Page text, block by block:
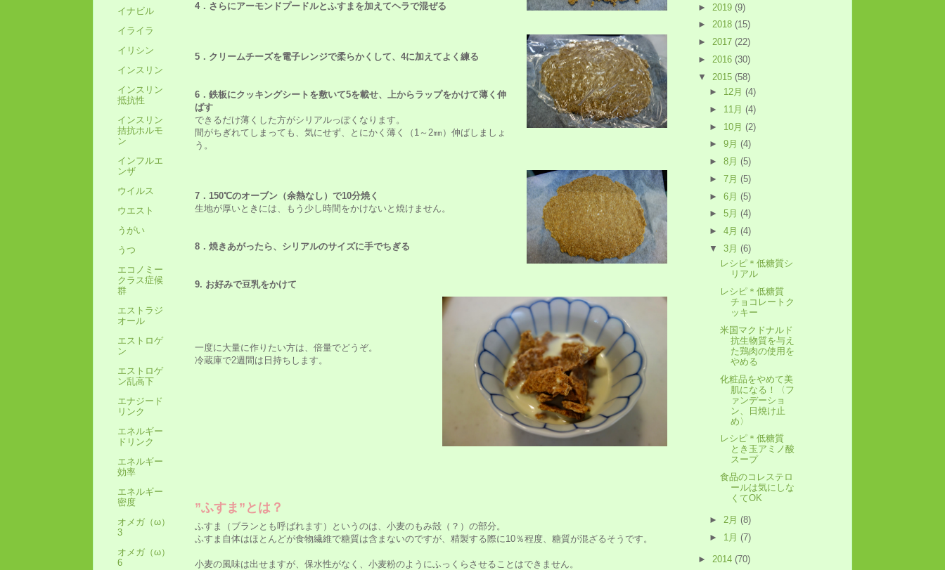
4．さらにアーモンドプードルとふすまを加えてヘラで混ぜる
5．クリームチーズを電子レンジで柔らかくして、4に加えてよく練る
6．鉄板にクッキングシートを敷いて5を載せ、上からラップをかけて薄く伸
ばす
できるだけ薄くした方がシリアルっぽくなります。
間がちぎれてしまっても、気にせず、とにかく薄く（1～2㎜）伸ばしましょ
う。
7．150℃のオーブン（余熱なし）で10分焼く
生地が厚いときには、もう少し時間をかけないと焼けません。
8．焼きあがったら、シリアルのサイズに手でちぎる
9. お好みで豆乳をかけて
一度に大量に作りたい方は、倍量でどうぞ。
冷蔵庫で2週間は日持ちします。
”ふすま”とは？
ふすま（ブランとも呼ばれます）というのは、小麦のもみ殻（？）の部分。
ふすま自体はほとんどが食物繊維で糖質は含まないのですが、精製する際に10％程度、糖質が混ざるそうです。
小麦の風味は出せますが、保水性がなく、小麦粉のようにふっくらさせることはできません。
イナビル
イライラ
イリシン
インスリン
インスリン
抵抗性
インスリン
拮抗ホルモ
ン
インフルエ
ンザ
ウイルス
ウエスト
うがい
うつ
エコノミー
クラス症候
群
エストラジ
オール
エストロゲ
ン
エストロゲ
ン乱高下
エナジード
リンク
エネルギー
ドリンク
エネルギー
効率
エネルギー
密度
オメガ（ω）
3
オメガ（ω）
6
► 2019 (9)
► 2018 (15)
► 2017 (22)
► 2016 (30)
▼ 2015 (58)
► 12月 (4)
► 11月 (4)
► 10月 (2)
► 9月 (4)
► 8月 (5)
► 7月 (5)
► 6月 (5)
► 5月 (4)
► 4月 (4)
▼ 3月 (6)
レシピ＊低糖質シ
リアル
レシピ＊低糖質
チョコレートク
ッキー
米国マクドナルド
抗生物質を与え
た鶏肉の使用を
やめる
化粧品をやめて美
肌になる！〈フ
ァンデーショ
ン、日焼け止
め〉
レシピ＊低糖質
とき玉アミノ酸
スープ
食品のコレステロ
ールは気にしな
くてOK
► 2月 (8)
► 1月 (7)
► 2014 (70)